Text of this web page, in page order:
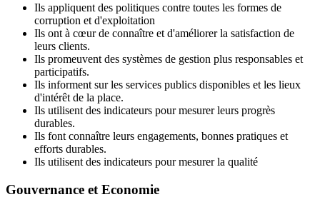
Ils appliquent des politiques contre toutes les formes de
corruption et d'exploitation
Ils ont à cœur de connaître et d'améliorer la satisfaction de
leurs clients.
Ils promeuvent des systèmes de gestion plus responsables et
participatifs.
Ils informent sur les services publics disponibles et les lieux
d'intérêt de la place.
Ils utilisent des indicateurs pour mesurer leurs progrès
durables.
Ils font connaître leurs engagements, bonnes pratiques et
efforts durables.
Ils utilisent des indicateurs pour mesurer la qualité
Gouvernance et Economie